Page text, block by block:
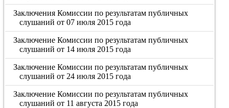
Заключения Комиссии по результатам публичных
слушаний от 07 июля 2015 года
Заключение Комиссии по результатам публичных
слушаний от 14 июля 2015 года
Заключение Комиссии по результатам публичных
слушаний от 24 июля 2015 года
Заключение Комиссии по результатам публичных
слушаний от 11 августа 2015 года